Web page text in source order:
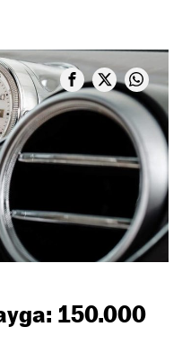
150.000